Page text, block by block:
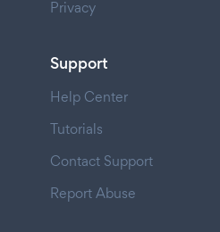
Privacy
Support
Help Center
Tutorials
Contact Support
Report Abuse